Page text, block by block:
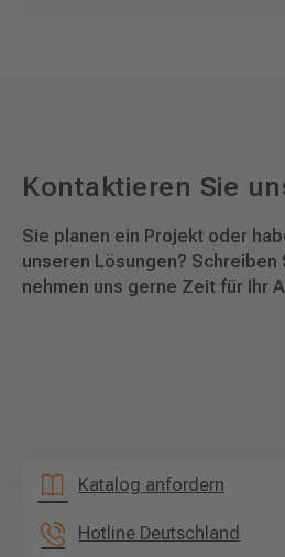
Kontaktieren Sie
Sie planen ein Projekt oder
unseren Lösungen? Schreiben
nehmen uns gerne Zeit für Ihr
Katalog anfordern
Hotline Deutschland